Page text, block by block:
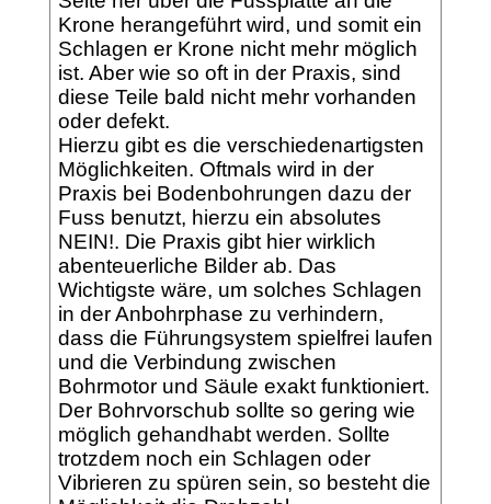
Krone herangeführt wird, und somit ein
Schlagen er Krone nicht mehr möglich
ist. Aber wie so oft in der Praxis, sind
diese Teile bald nicht mehr vorhanden
oder defekt.
Hierzu gibt es die verschiedenartigsten
Möglichkeiten. Oftmals wird in der
Praxis bei Bodenbohrungen dazu der
Fuss benutzt, hierzu ein absolutes
NEIN!. Die Praxis gibt hier wirklich
abenteuerliche Bilder ab. Das
Wichtigste wäre, um solches Schlagen
in der Anbohrphase zu verhindern,
dass die Führungsystem spielfrei laufen
und die Verbindung zwischen
Bohrmotor und Säule exakt funktioniert.
Der Bohrvorschub sollte so gering wie
möglich gehandhabt werden. Sollte
trotzdem noch ein Schlagen oder
Vibrieren zu spüren sein, so besteht die